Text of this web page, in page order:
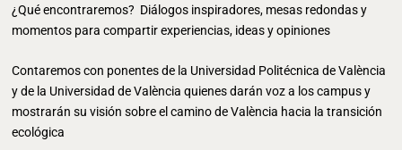
¿Qué encontraremos? Diálogos inspiradores, mesas redondas y
momentos para compartir experiencias, ideas y opiniones
Contaremos con ponentes de la Universidad Politécnica de València
y de la Universidad de València quienes darán voz a los campus y
mostrarán su visión sobre el camino de València hacia la transición
ecológica